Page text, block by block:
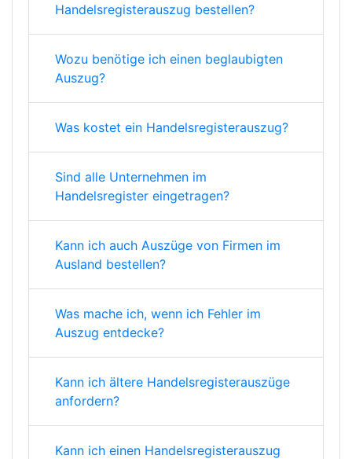
Handelsregisterauszug bestellen?
Wozu benötige ich einen beglaubigten
Auszug?
Was kostet ein Handelsregisterauszug?
Sind alle Unternehmen im
Handelsregister eingetragen?
Kann ich auch Auszüge von Firmen im
Ausland bestellen?
Was mache ich, wenn ich Fehler im
Auszug entdecke?
Kann ich ältere Handelsregisterauszüge
anfordern?
Kann ich einen Handelsregisterauszug